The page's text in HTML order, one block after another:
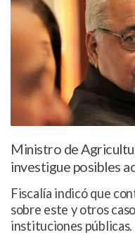
Ministro de
investigue posibles
Fiscalía indicó que
sobre este y otros
instituciones públicas.